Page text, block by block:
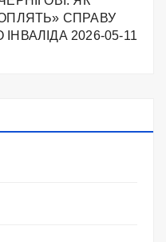
СПРАВУ
2026-05-11